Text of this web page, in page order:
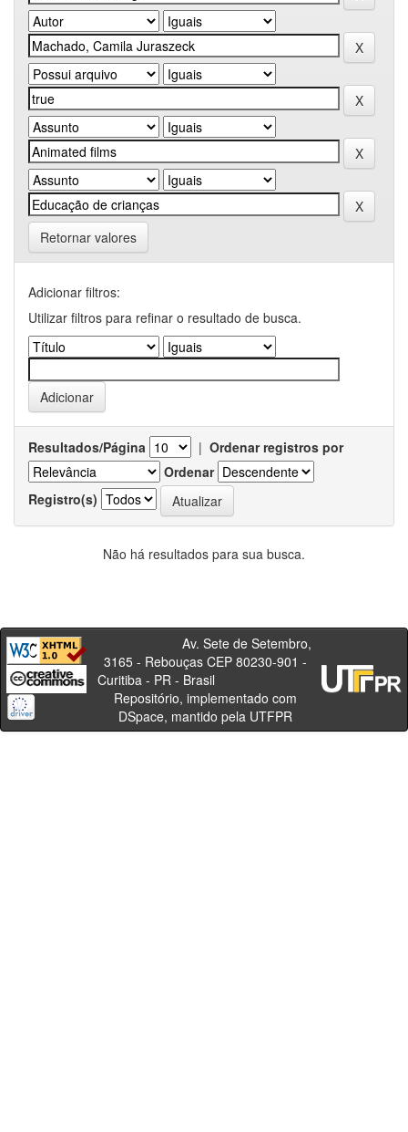
Retornar valores
Adicionar filtros:
Utilizar filtros para refinar o resultado de busca.
Resultados/Página | Ordenar registros por
Ordenar
Registro(s)
Não há resultados para sua busca.
Av. Sete de Setembro,
3165 - Rebouças CEP 80230-901 -
Curitiba - PR - Brasil
Repositório, implementado com
DSpace, mantido pela UTFPR